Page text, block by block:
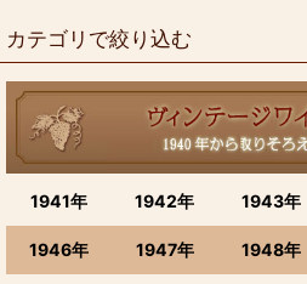
並び順
絞り込む
カテゴリで絞り込む
生まれ年で選ぶ (全商品)
1900〜1911年
1920年〜1921年
1922〜1931年
1941年 1942年 1943年
1946年 1947年 1948年